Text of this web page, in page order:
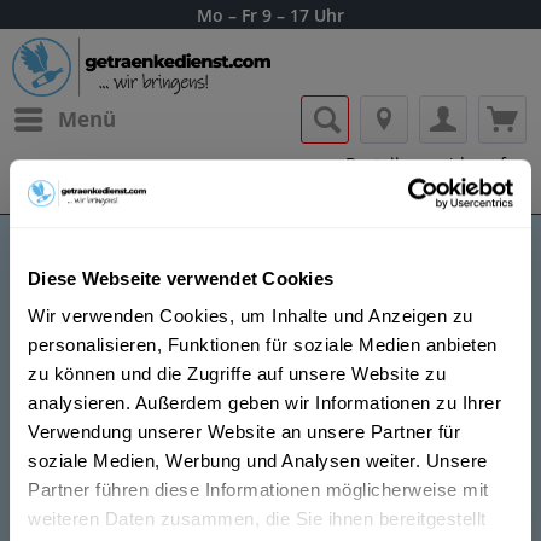
Diese Webseite verwendet Cookies
Wir verwenden Cookies, um Inhalte und Anzeigen zu
personalisieren, Funktionen für soziale Medien anbieten
zu können und die Zugriffe auf unsere Website zu
analysieren. Außerdem geben wir Informationen zu Ihrer
Verwendung unserer Website an unsere Partner für
soziale Medien, Werbung und Analysen weiter. Unsere
Partner führen diese Informationen möglicherweise mit
weiteren Daten zusammen, die Sie ihnen bereitgestellt
Mo – Fr 9 – 17 Uhr
Menü
Bestellung widerrufen
Datenschutzerklärung
Landwirths
Lass dir die Getränke von Landwirths nach
Hause oder ins Büro liefern.